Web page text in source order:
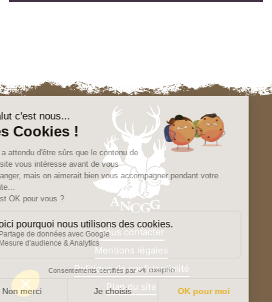
Nous contacter
Mentions légales
Politique de confidentialité
Plan du site